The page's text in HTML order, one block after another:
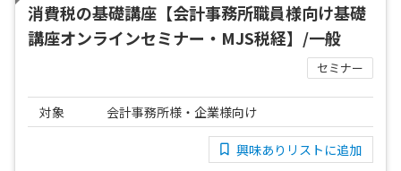
消費税の基礎講座【会計事務所職員様向け基礎
講座オンラインセミナー・MJS税経】/一般
セミナー
対象 会計事務所様・企業様向け
興味ありリストに追加